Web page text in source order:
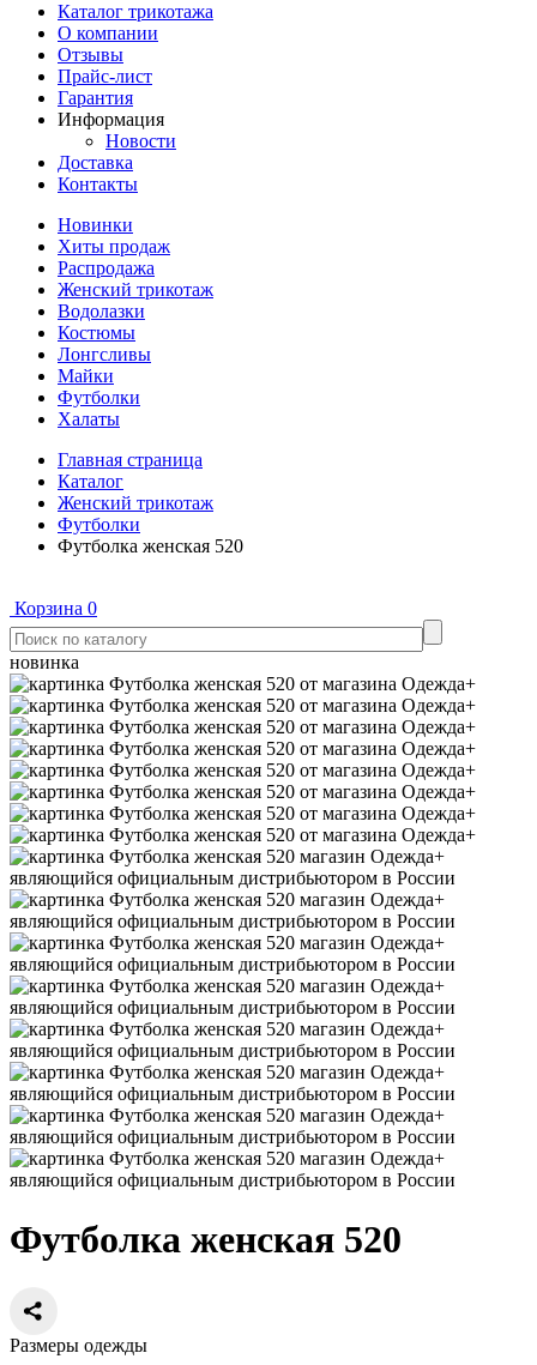
Каталог трикотажа
О компании
Отзывы
Прайс-лист
Гарантия
Информация
Новости
Доставка
Контакты
Новинки
Хиты продаж
Распродажа
Женский трикотаж
Водолазки
Костюмы
Лонгсливы
Майки
Футболки
Халаты
Главная страница
Каталог
Женский трикотаж
Футболки
Футболка женская 520
Корзина 0
новинка
Футболка женская 520
Размеры одежды